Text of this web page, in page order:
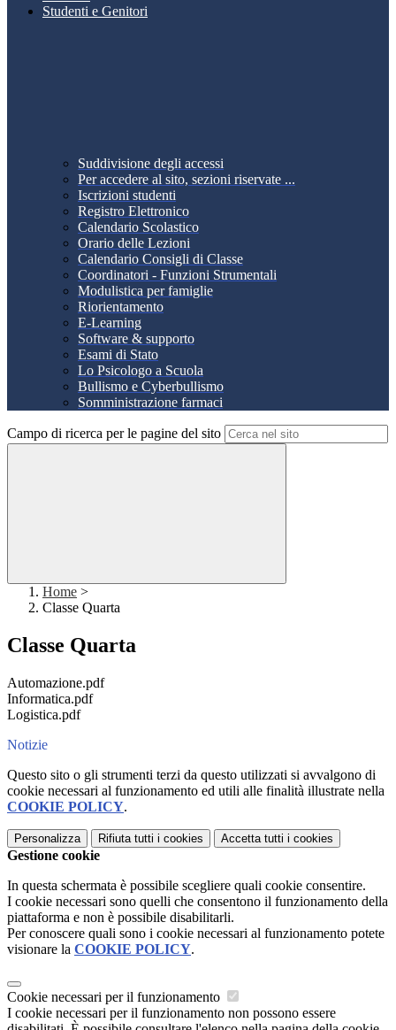
Studenti e Genitori
Suddivisione degli accessi
Per accedere al sito, sezioni riservate ...
Iscrizioni studenti
Registro Elettronico
Calendario Scolastico
Orario delle Lezioni
Calendario Consigli di Classe
Coordinatori - Funzioni Strumentali
Modulistica per famiglie
Riorientamento
E-Learning
Software & supporto
Esami di Stato
Lo Psicologo a Scuola
Bullismo e Cyberbullismo
Somministrazione farmaci
Campo di ricerca per le pagine del sito
Home >
Classe Quarta
Classe Quarta
Automazione.pdf
Informatica.pdf
Logistica.pdf
Notizie
Questo sito o gli strumenti terzi da questo utilizzati si avvalgono di
cookie necessari al funzionamento ed utili alle finalità illustrate nella
COOKIE POLICY.
Personalizza Rifiuta tutti i cookies Accetta tutti i cookies
Gestione cookie
In questa schermata è possibile scegliere quali cookie consentire.
I cookie necessari sono quelli che consentono il funzionamento della
piattaforma e non è possibile disabilitarli.
Per conoscere quali sono i cookie necessari al funzionamento potete
visionare la COOKIE POLICY.
Cookie necessari per il funzionamento
I cookie necessari per il funzionamento non possono essere